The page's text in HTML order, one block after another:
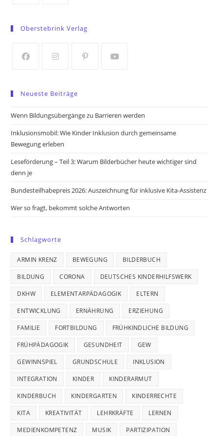
a
tab
tab
Oberstebrink Verlag
a
new
new
a
new
new
Neueste Beiträge
Wenn Bildungsübergänge zu Barrieren werden
Inklusionsmobil: Wie Kinder Inklusion durch gemeinsame
Bewegung erleben
Leseförderung – Teil 3: Warum Bilderbücher heute wichtiger sind
denn je
Bundesteilhabepreis 2026: Auszeichnung für inklusive Kita-Assistenz
Wer so fragt, bekommt solche Antworten
Schlagworte
ARMIN KRENZ BEWEGUNG BILDERBUCH
BILDUNG CORONA DEUTSCHES KINDERHILFSWERK
DKHW ELEMENTARPÄDAGOGIK ELTERN
ENTWICKLUNG ERNÄHRUNG ERZIEHUNG
FAMILIE FORTBILDUNG FRÜHKINDLICHE BILDUNG
FRÜHPÄDAGOGIK GESUNDHEIT GEW
GEWINNSPIEL GRUNDSCHULE INKLUSION
INTEGRATION KINDER KINDERARMUT
KINDERBUCH KINDERGARTEN KINDERRECHTE
KITA KREATIVITÄT LEHRKRÄFTE LERNEN
MEDIENKOMPETENZ MUSIK PARTIZIPATION